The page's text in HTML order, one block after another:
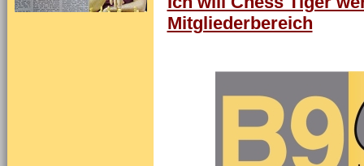
Mitgliederbereich